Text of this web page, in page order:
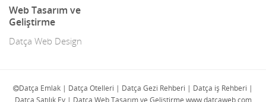
Doğa Turları
Web Tasarım ve
Geliştirme
Datça Web Design
Datça Emlak | Datça Otelleri | Datça Gezi Rehberi | Datça iş Rehberi |
Datça Satılık Ev | Datça Web Tasarım ve Geliştirme www.datcaweb.com